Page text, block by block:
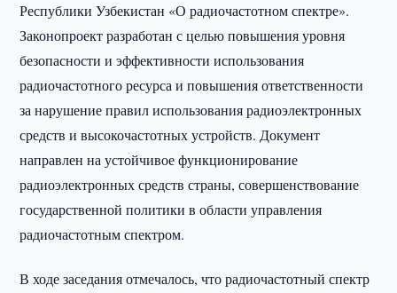
Республики Узбекистан «О радиочастотном спектре».
Законопроект разработан с целью повышения уровня
безопасности и эффективности использования
радиочастотного ресурса и повышения ответственности
за нарушение правил использования радиоэлектронных
средств и высокочастотных устройств. Документ
направлен на устойчивое функционирование
радиоэлектронных средств страны, совершенствование
государственной политики в области управления
радиочастотным спектром.
В ходе заседания отмечалось, что радиочастотный спектр